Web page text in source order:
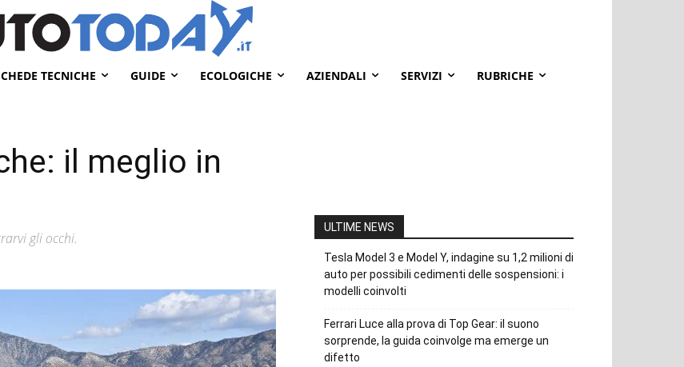
TECNICHE GUIDE ECOLOGICHE AZIENDALI SERVIZI RUBRICHE
il meglio in
gli occhi.
ULTIME NEWS
Tesla Model 3 e Model Y, indagine su 1,2 milioni di
auto per possibili cedimenti delle sospensioni: i
modelli coinvolti
Ferrari Luce alla prova di Top Gear: il suono
sorprende, la guida coinvolge ma emerge un
difetto